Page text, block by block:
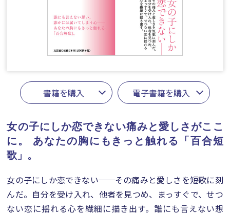
書籍を購入 電子書籍を購入
女の子にしか恋できない痛みと愛しさがここ
に。
あなたの胸にもきっと触れる「百合短
歌」。
女の子にしか恋できない──その痛みと愛しさを短歌に刻
んだ。自分を受け入れ、他者を見つめ、まっすぐで、せつ
ない恋に揺れる心を繊細に描き出す。誰にも言えない想